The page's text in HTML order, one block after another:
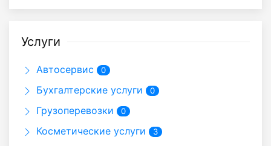
Услуги
Автосервис 0
Бухгалтерские услуги 0
Грузоперевозки 0
Косметические услуги 3